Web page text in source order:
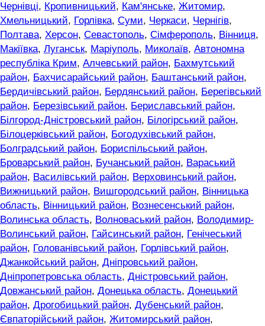
Чернівці, Кропивницький, Кам'янське, Житомир,
Хмельницький, Горлівка, Суми, Черкаси, Чернігів,
Полтава, Херсон, Севастополь, Сімферополь, Вінниця,
Макіївка, Луганськ, Маріуполь, Миколаїв, Автономна
республіка Крим, Алчевський район, Бахмутський
район, Бахчисарайський район, Баштанський район,
Бердичівський район, Бердянський район, Берегівський
район, Березівський район, Бериславський район,
Білгород-Дністровський район, Білогірський район,
Білоцерківський район, Богодухівський район,
Болградський район, Бориспільський район,
Броварський район, Бучанський район, Вараський
район, Василівський район, Верховинський район,
Вижницький район, Вишгородський район, Вінницька
область, Вінницький район, Вознесенський район,
Волинська область, Волноваський район, Володимир-
Волинський район, Гайсинський район, Генічеський
район, Голованівський район, Горлівський район,
Джанкойський район, Дніпровський район,
Дніпропетровська область, Дністровський район,
Довжанський район, Донецька область, Донецький
район, Дрогобицький район, Дубенський район,
Євпаторійський район, Житомирський район,